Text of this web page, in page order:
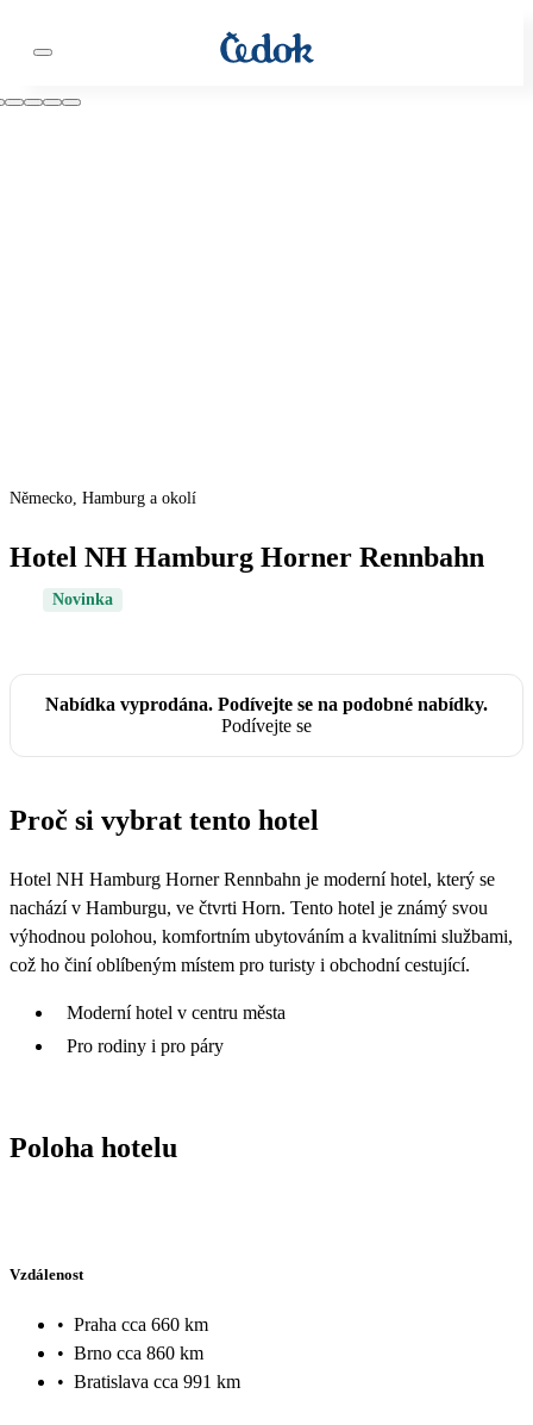
Německo, Hamburg a okolí
Hotel NH Hamburg Horner Rennbahn
Novinka
Nabídka vyprodána. Podívejte se na podobné nabídky.
Podívejte se
Proč si vybrat tento hotel
Hotel NH Hamburg Horner Rennbahn je moderní hotel, který se
nachází v Hamburgu, ve čtvrti Horn. Tento hotel je známý svou
výhodnou polohou, komfortním ubytováním a kvalitními službami,
což ho činí oblíbeným místem pro turisty i obchodní cestující.
Moderní hotel v centru města
Pro rodiny i pro páry
Poloha hotelu
Vzdálenost
• Praha cca 660 km
• Brno cca 860 km
• Bratislava cca 991 km